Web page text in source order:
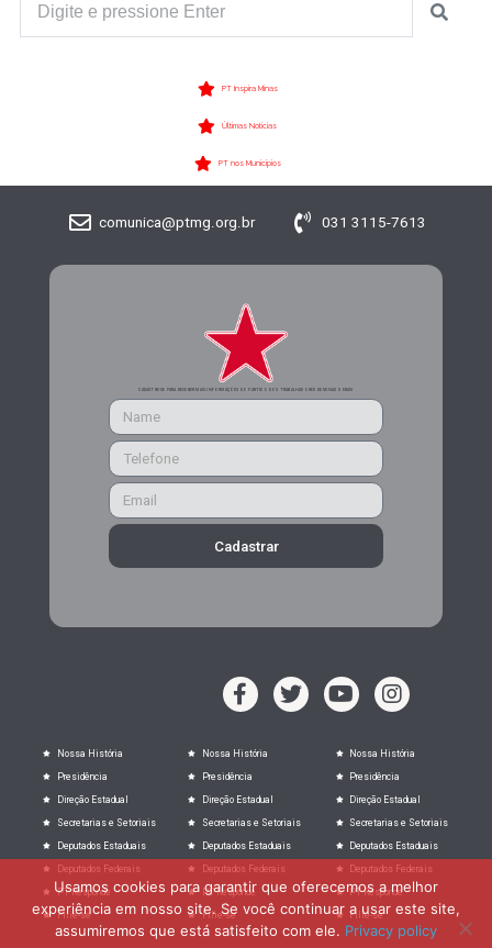
PT Inspira Minas
Últimas Notícias
PT nos Municípios
comunica@ptmg.org.br 031 3115-7613
CADASTRE-SE PARA RECEBER MAIS INFORMAÇÕES DO PARTIDO DOS TRABALHADORES DE MINAS GERAIS
Cadastrar
Nossa História
Presidência
Direção Estadual
Secretarias e Setoriais
Deputados Estaduais
Deputados Federais
PT Responde
Filie-se
Nossa História
Presidência
Direção Estadual
Secretarias e Setoriais
Deputados Estaduais
Deputados Federais
PT Responde
Filie-se
Nossa História
Presidência
Direção Estadual
Secretarias e Setoriais
Deputados Estaduais
Deputados Federais
PT Responde
Filie-se
Usamos cookies para garantir que oferecemos a melhor
experiência em nosso site. Se você continuar a usar este site,
assumiremos que está satisfeito com ele. Privacy policy